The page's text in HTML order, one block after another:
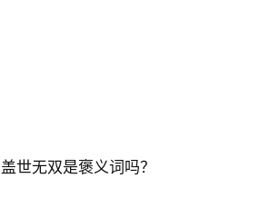
盖世无双是褒义词吗？